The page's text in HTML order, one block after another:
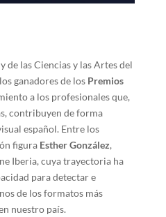
de las Ciencias y las Artes del
ganadores de los Premios
a los profesionales que,
contribuyen de forma
español. Entre los
figura Esther González,
Iberia, cuya trayectoria ha
para detectar e
de los formatos más
nuestro país.